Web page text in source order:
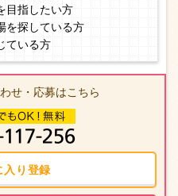
目指したい方
を探している方
ている方
せ・応募はこちら
入り登録